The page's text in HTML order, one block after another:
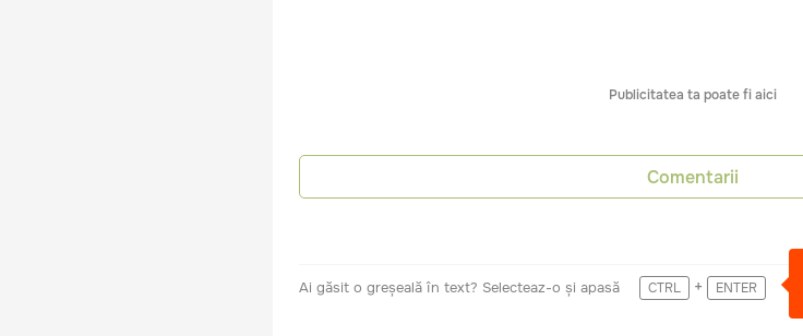
Publicitatea ta poate fi aici
Comentarii
Ai găsit o greșeală în text? Selecteaz-o și apasă CTRL + ENTER